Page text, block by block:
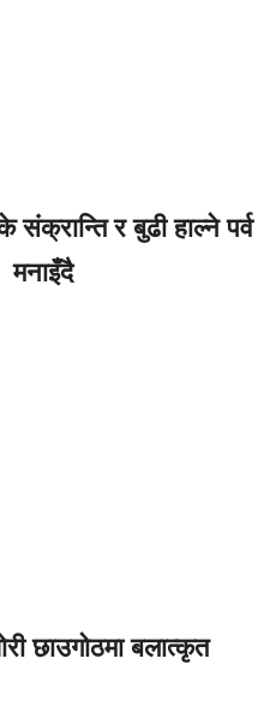
र बुढी हाल्ने पर्व
मनाइँदै
छाउगोठमा बलात्कृत